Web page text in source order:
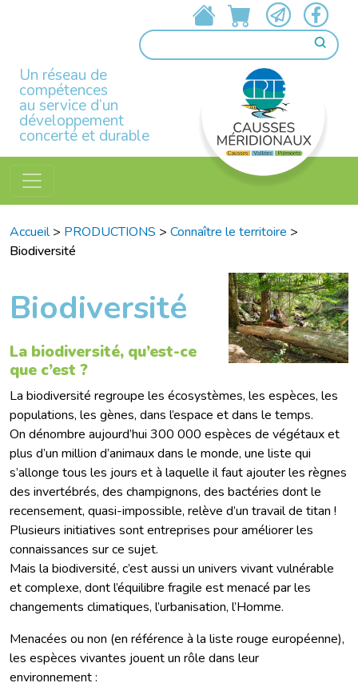
Un réseau de
compétences
au service d’un
développement
concerté et durable
Accueil> PRODUCTIONS > Connaître le territoire >
Biodiversité
Biodiversité
La biodiversité, qu’est-ce
que c’est ?
La biodiversité regroupe les écosystèmes, les espèces, les
populations, les gènes, dans l’espace et dans le temps.
On dénombre aujourd’hui 300 000 espèces de végétaux et
plus d’un million d’animaux dans le monde, une liste qui
s’allonge tous les jours et à laquelle il faut ajouter les règnes
des invertébrés, des champignons, des bactéries dont le
recensement, quasi-impossible, relève d’un travail de titan !
Plusieurs initiatives sont entreprises pour améliorer les
connaissances sur ce sujet.
Mais la biodiversité, c’est aussi un univers vivant vulnérable
et complexe, dont l’équilibre fragile est menacé par les
changements climatiques, l’urbanisation, l’Homme.
Menacées ou non (en référence à la liste rouge européenne),
les espèces vivantes jouent un rôle dans leur
environnement :